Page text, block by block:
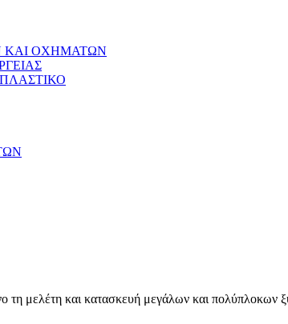
ΚΑΙ ΟΧΗΜΑΤΩΝ
τη μελέτη και κατασκευή μεγάλων και